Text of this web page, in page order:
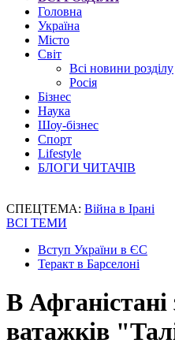
Головна
Україна
Місто
Світ
Всі новини розділу
Росія
Бізнес
Наука
Шоу-бізнес
Спорт
Lifestyle
БЛОГИ ЧИТАЧІВ
СПЕЦТЕМА: Війна в Ірані
ВСІ ТЕМИ
Вступ України в ЄС
Теракт в Барселоні
В
ватажків